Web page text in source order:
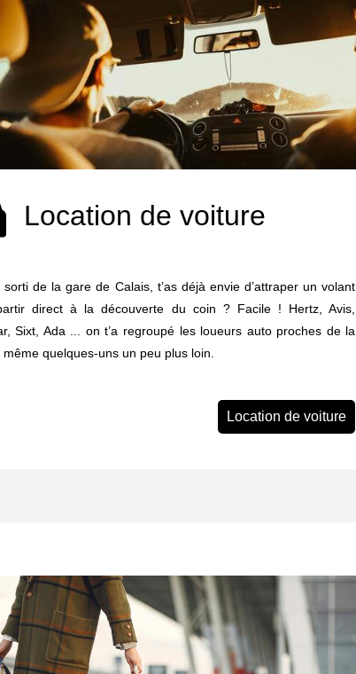
Location de voiture
sorti de la gare de Calais, t’as déjà envie d’attraper un volant
direct à la découverte du coin ? Facile ! Hertz, Avis,
Sixt, Ada ... on t’a regroupé les loueurs auto proches de la
quelques-uns un peu plus loin.
Location de voiture